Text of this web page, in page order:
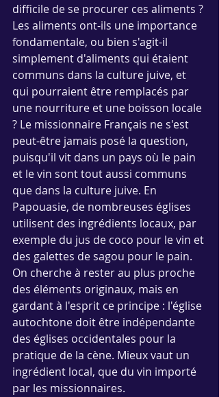
difficile de se procurer ces aliments ?
Les aliments ont-ils une importance
fondamentale, ou bien s'agit-il
simplement d'aliments qui étaient
communs dans la culture juive, et
qui pourraient être remplacés par
une nourriture et une boisson locale
? Le missionnaire Français ne s'est
peut-être jamais posé la question,
puisqu'il vit dans un pays où le pain
et le vin sont tout aussi communs
que dans la culture juive. En
Papouasie, de nombreuses églises
utilisent des ingrédients locaux, par
exemple du jus de coco pour le vin et
des galettes de sagou pour le pain.
On cherche à rester au plus proche
des éléments originaux, mais en
gardant à l'esprit ce principe : l'église
autochtone doit être indépendante
des églises occidentales pour la
pratique de la cène. Mieux vaut un
ingrédient local, que du vin importé
par les missionnaires.